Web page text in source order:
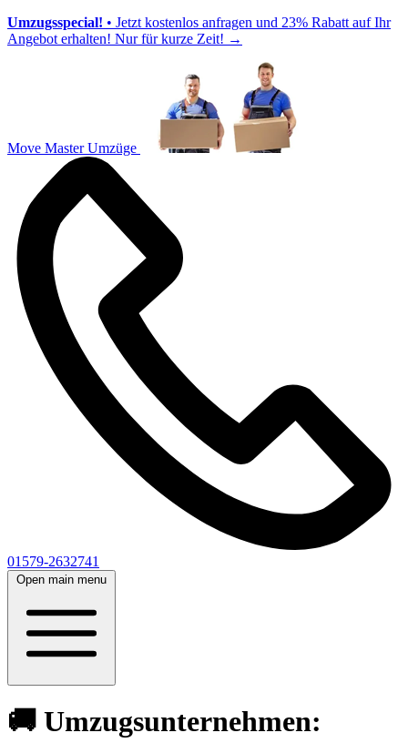
Umzugsspecial! • Jetzt kostenlos anfragen und 23% Rabatt auf Ihr
Angebot erhalten! Nur für kurze Zeit! →
Move Master Umzüge
01579-2632741
Open main menu
🚚 Umzugsunternehmen: